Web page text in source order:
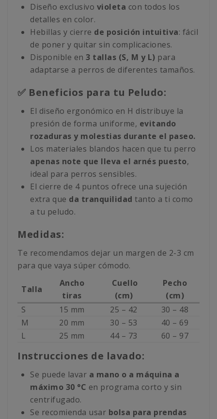
Diseño exclusivo violeta con todos los
detalles en color.
Hebillas y cierre de posición intuitiva: fácil
de poner y quitar sin complicaciones.
Disponible en 3 tallas (S, M y L) para
adaptarse a perros de diferentes tamaños.
✅ Beneficios para tu Peludo:
El diseño ergonómico en H distribuye la
presión de forma uniforme, evitando
rozaduras y molestias durante el paseo.
Los materiales blandos hacen que tu perro
apenas note que lleva el arnés puesto,
ideal para perros sensibles.
El cierre de 4 puntos ofrece una sujeción
extra que da tranquilidad tanto a ti como
a tu peludo.
Medidas:
Te recomendamos dejar un margen de 2-3 cm
para que vaya súper cómodo.
Talla
Ancho
tiras
Cuello
(cm)
Pecho
(cm)
S
15 mm 25 – 42
30 – 48
M
20 mm 30 – 53
40 – 69
L
25 mm 44 – 73 60 – 97
Instrucciones de lavado:
Se puede lavar a mano o a máquina a
máximo 30 °C en programa corto y sin
centrifugado.
Se recomienda usar bolsa para prendas